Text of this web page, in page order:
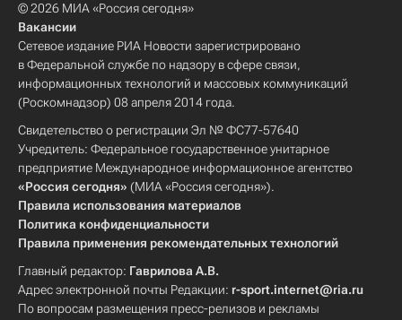
© 2026 МИА «Россия сегодня»
Вакансии
Сетевое издание РИА Новости зарегистрировано
в Федеральной службе по надзору в сфере связи,
информационных технологий и массовых коммуникаций
(Роскомнадзор) 08 апреля 2014 года.
Свидетельство о регистрации Эл № ФС77-57640
Учредитель: Федеральное государственное унитарное
предприятие Международное информационное агентство
«Россия сегодня» (МИА «Россия сегодня»).
Правила использования материалов
Политика конфиденциальности
Правила применения рекомендательных технологий
Главный редактор: Гаврилова А.В.
Адрес электронной почты Редакции: r-sport.internet@ria.ru
По вопросам размещения пресс-релизов и рекламы